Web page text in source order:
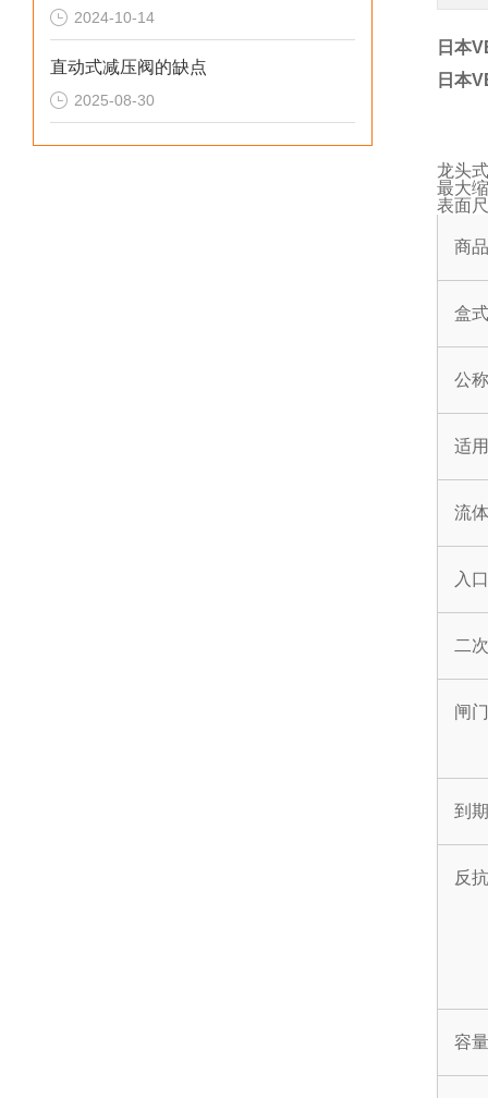
2024-10-14
直动式减压阀的缺点
2025-08-30
日本
日本
龙头
最大
表面
商
盒式
公
适
流
入
二
闸
到
反抗
容